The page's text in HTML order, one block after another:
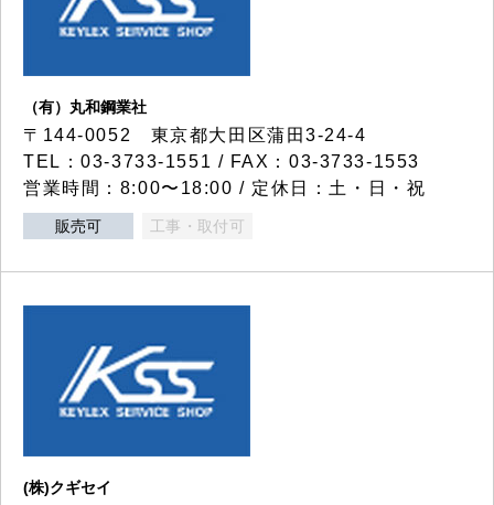
（有）丸和鋼業社
〒144-0052 東京都大田区蒲田3-24-4
TEL：03-3733-1551 / FAX：03-3733-1553
営業時間：8:00〜18:00 / 定休日：土・日・祝
販売可 工事・取付可
(株)クギセイ